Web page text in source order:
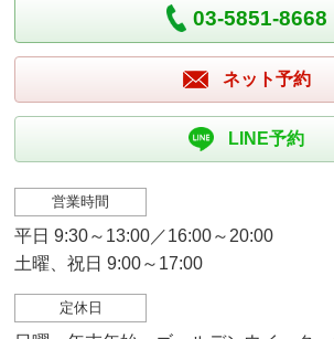
03-5851-8668
ネット予約
LINE予約
営業時間
平日 9:30～13:00／16:00～20:00
土曜、祝日 9:00～17:00
定休日